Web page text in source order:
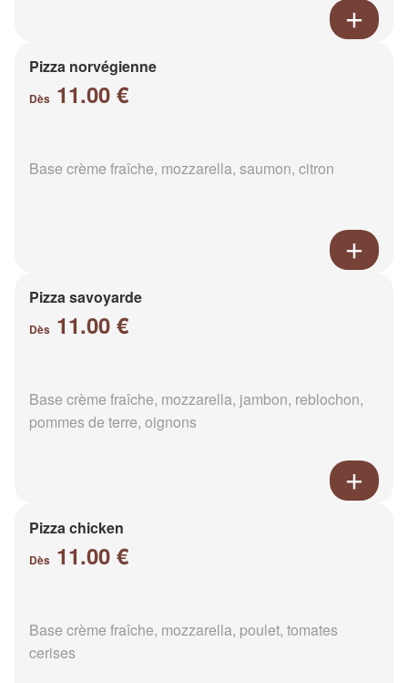
Pizza norvégienne
Dès 11.00 €
Base crème fraîche, mozzarella, saumon, citron
Pizza savoyarde
Dès 11.00 €
Base crème fraîche, mozzarella, jambon, reblochon,
pommes de terre, oignons
Pizza chicken
Dès 11.00 €
Base crème fraîche, mozzarella, poulet, tomates
cerises